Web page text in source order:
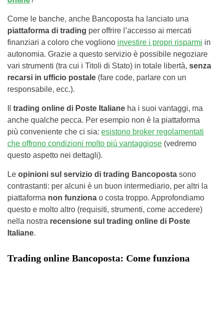
Come le banche, anche Bancoposta ha lanciato una
piattaforma di trading per offrire l’accesso ai mercati
finanziari a coloro che vogliono investire i propri risparmi in
autonomia. Grazie a questo servizio è possibile negoziare
vari strumenti (tra cui i Titoli di Stato) in totale libertà, senza
recarsi in ufficio postale (fare code, parlare con un
responsabile, ecc.).
trading online di Poste Italiane ha i suoi vantaggi, ma
anche qualche pecca. Per esempio non è la piattaforma
più conveniente che ci sia: esistono broker regolamentati
che offrono condizioni molto più vantaggiose (vedremo
questo aspetto nei dettagli).
Le opinioni sul servizio di trading Bancoposta sono
contrastanti: per alcuni è un buon intermediario, per altri la
piattaforma non funziona o costa troppo. Approfondiamo
questo e molto altro (requisiti, strumenti, come accedere)
nella nostra recensione sul trading online di Poste
Italiane.
Trading online Bancoposta: Come funziona